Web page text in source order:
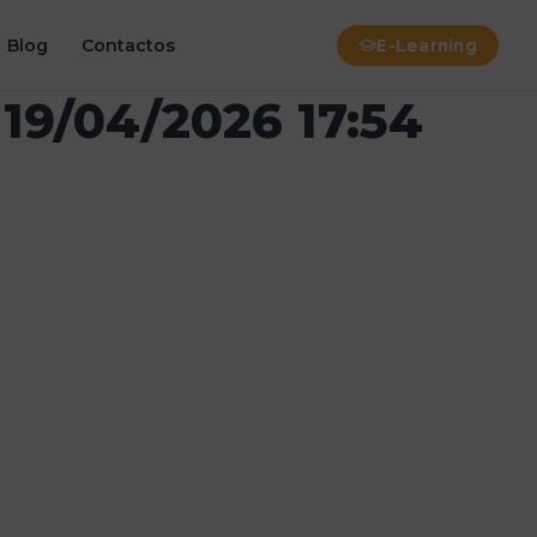
Blog Contactos E-Learning
04/2026 17:54